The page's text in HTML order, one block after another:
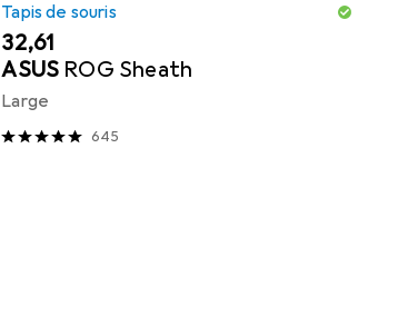
Tapis de souris
EUR
32,61
ASUS ROG Sheath
Large
645